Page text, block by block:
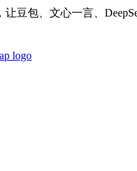
豆包、文心一言、